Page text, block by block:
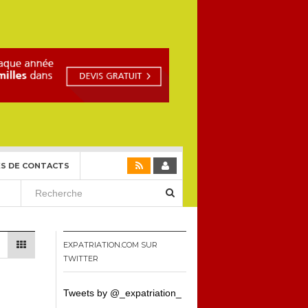
DE CONTACTS
EXPATRIATION.COM SUR
TWITTER
Tweets by @_expatriation_